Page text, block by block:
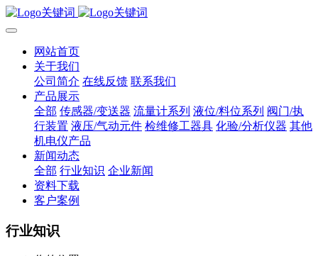
网站首页
关于我们
公司简介 在线反馈 联系我们
产品展示
全部 传感器/变送器 流量计系列 液位/料位系列 阀门/执
行装置 液压/气动元件 检维修工器具 化验/分析仪器 其他
机电仪产品
新闻动态
全部 行业知识 企业新闻
资料下载
客户案例
行业知识